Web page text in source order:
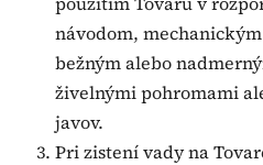
návodom,
bežným alebo
živelnými pohromami
javov.
Pri zistení vady na